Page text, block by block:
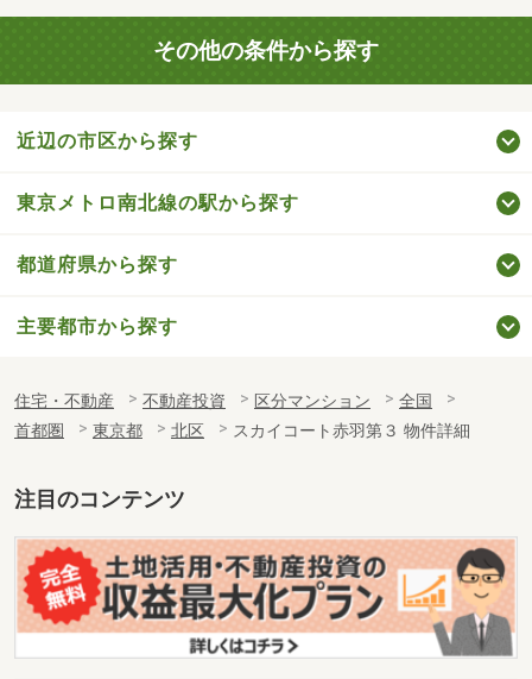
その他の条件から探す
近辺の市区から探す
東京メトロ南北線の駅から探す
都道府県から探す
主要都市から探す
住宅・不動産 不動産投資 区分マンション
全国
首都圏
東京都 北区 スカイコート赤羽第３ 物件詳細
注目のコンテンツ